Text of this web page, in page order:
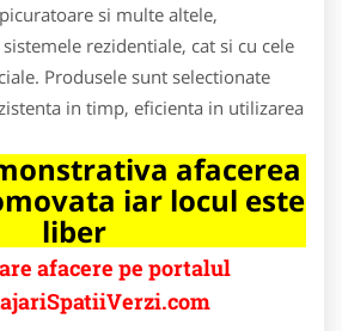
si multe altele,
rezidentiale, cat si cu cele
Produsele sunt selectionate
in timp, eficienta in utilizarea
afacerea
iar locul este
liber
afacere pe portalul